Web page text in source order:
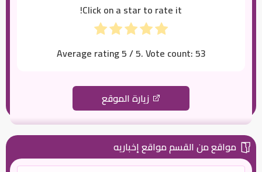
Click on a star to rate it!
Average rating5/ 5. Vote count:53
زيارة الموقع
مواقع من القسم مواقع إخباريه